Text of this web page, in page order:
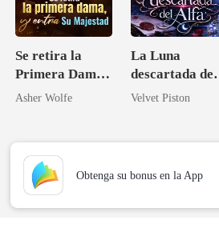
Se retira la
Primera Dama,
y entra Su
Asher Wolfe
La Luna
descartada del
Alfa
Velvet Piston
Obtenga su bonus en la App